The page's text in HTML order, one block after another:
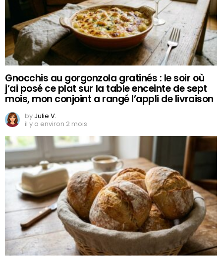
Gnocchis au gorgonzola gratinés : le soir où
j’ai posé ce plat sur la table enceinte de sept
mois, mon conjoint a rangé l’appli de livraison
by Julie V.
il y a environ 2 mois